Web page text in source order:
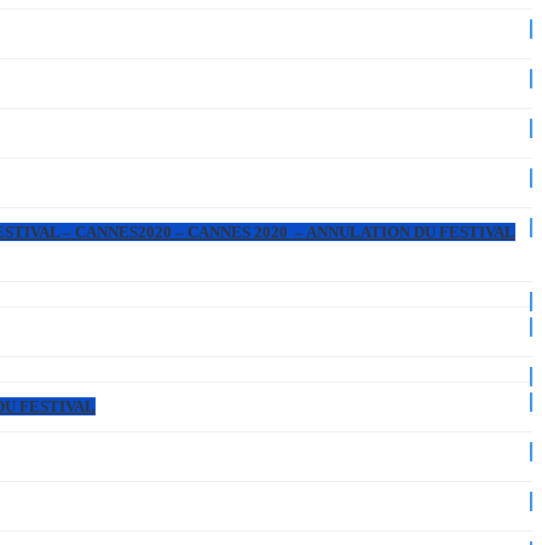
– CANNES2020 – CANNES 2020 – ANNULATION DU FESTIVAL
FESTIVAL